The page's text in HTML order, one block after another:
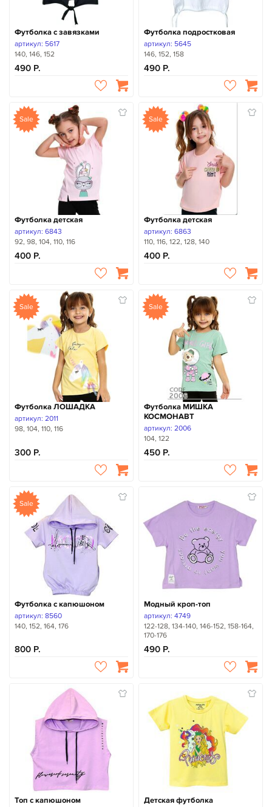
Футболка с завязками
артикул: 5617
140, 146, 152
490
Футболка подростковая
артикул: 5645
146, 152, 158
490
Sale
Футболка детская
артикул: 6843
92, 98, 104, 110, 116
400
Sale
Футболка детская
артикул: 6863
110, 116, 122, 128, 140
400
Sale
Футболка ЛОШАДКА
артикул: 2011
98, 104, 110, 116
300
Sale
Футболка МИШКА
КОСМОНАВТ
артикул: 2006
104, 122
450
Sale
Футболка с капюшоном
артикул: 8560
140, 152, 164, 176
800
Модный кроп-топ
артикул: 4749
122-128, 134-140, 146-152, 158-164,
170-176
490
Топ с капюшоном Детская футболка